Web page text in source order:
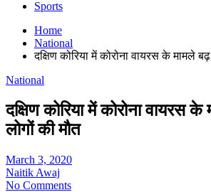
Sports
Home
National
दक्षिण कोरिया में कोरोना वायरस के मामले
National
दक्षिण कोरिया में कोरोना वायरस
लोगों की मौत
March 3, 2020
Naitik Awaj
No Comments